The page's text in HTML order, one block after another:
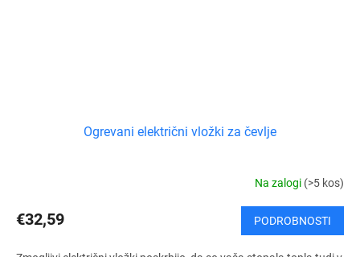
Ogrevani električni vložki za čevlje
Na zalogi (>5 kos)
€32,59 PODROBNOSTI